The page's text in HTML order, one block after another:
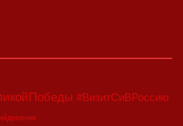
#ВизитСиВРоссию